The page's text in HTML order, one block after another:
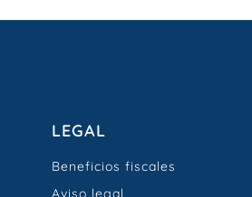
LEGAL
Beneficios fiscales
Aviso legal